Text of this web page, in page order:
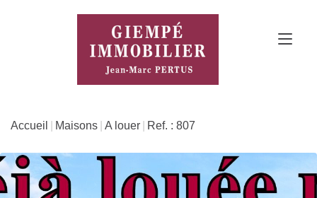
Accueil Maisons A louer Ref. : 807